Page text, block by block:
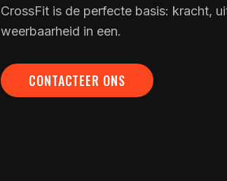
CrossFit is de perfecte basis: kracht,
weerbaarheid in een.
CONTACTEER ONS